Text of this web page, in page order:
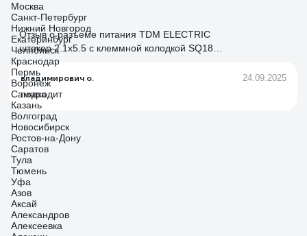
Отзыв о разъеме питания TDM ELECTRIC
штекер 2.1x5.5 с клеммной колодкой SQ1809-
0044
владимирович о. 24.09.2025
подходит
Москва
Санкт-Петербург
Нижний Новгород
Екатеринбург
Челябинск
Краснодар
Пермь
Воронеж
Самара
Казань
Волгоград
Новосибирск
Ростов-на-Дону
Саратов
Тула
Тюмень
Уфа
Азов
Аксай
Александров
Алексеевка